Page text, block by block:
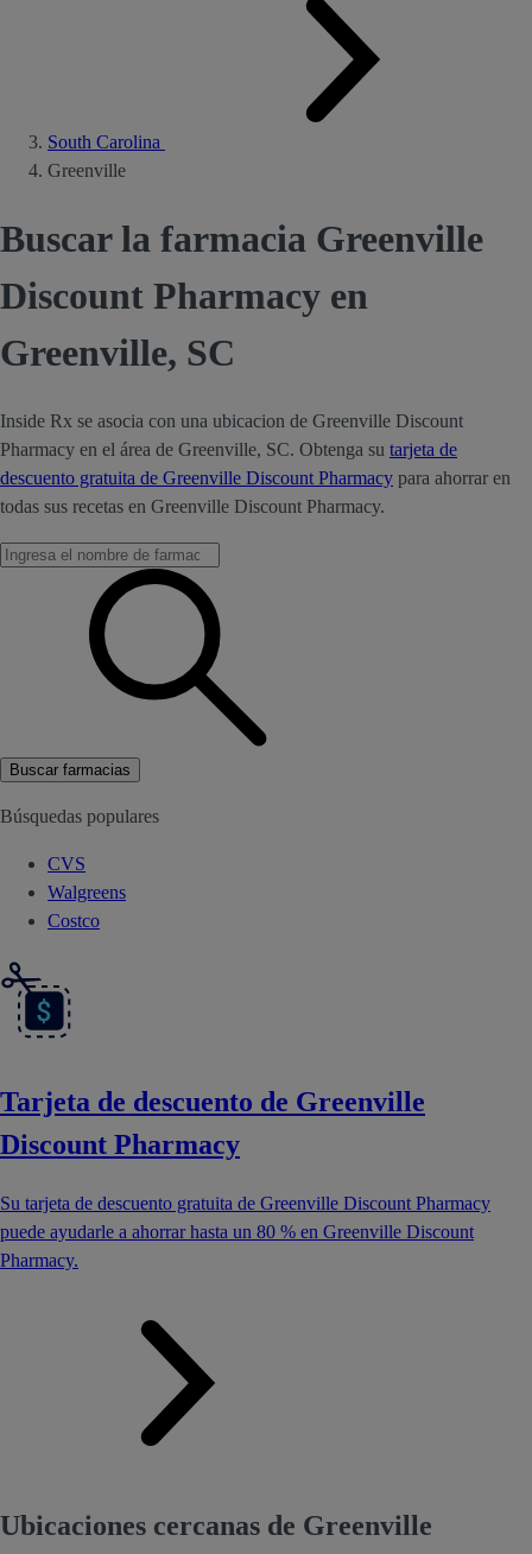
South Carolina
Greenville
Buscar la farmacia Greenville
Discount Pharmacy en
Greenville, SC
Inside Rx se asocia con una ubicacion de Greenville Discount
Pharmacy en el área de Greenville, SC. Obtenga su tarjeta de
descuento gratuita de Greenville Discount Pharmacy para ahorrar en
todas sus recetas en Greenville Discount Pharmacy.
Buscar farmacias
Búsquedas populares
CVS
Walgreens
Costco
Tarjeta de descuento de Greenville
Discount Pharmacy
Su tarjeta de descuento gratuita de Greenville Discount Pharmacy
puede ayudarle a ahorrar hasta un 80 % en Greenville Discount
Pharmacy.
Ubicaciones cercanas de Greenville